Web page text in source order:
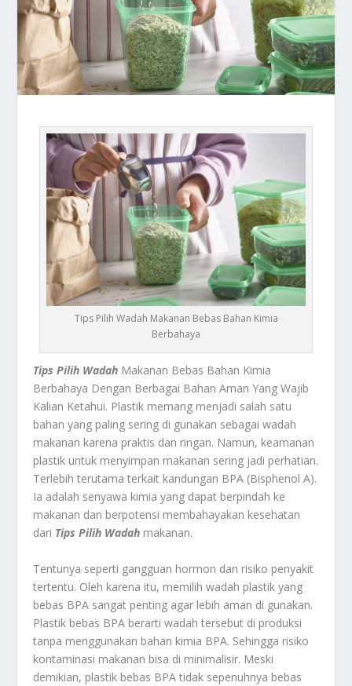
Tips Pilih Wadah Makanan Bebas Bahan Kimia
Berbahaya
Tips Pilih Wadah Makanan Bebas Bahan Kimia
Berbahaya Dengan Berbagai Bahan Aman Yang Wajib
Kalian Ketahui. Plastik memang menjadi salah satu
bahan yang paling sering di gunakan sebagai wadah
makanan karena praktis dan ringan. Namun, keamanan
plastik untuk menyimpan makanan sering jadi perhatian.
Terlebih terutama terkait kandungan BPA (Bisphenol A).
Ia adalah senyawa kimia yang dapat berpindah ke
makanan dan berpotensi membahayakan kesehatan
dari Tips Pilih Wadah makanan.
Tentunya seperti gangguan hormon dan risiko penyakit
tertentu. Oleh karena itu, memilih wadah plastik yang
bebas BPA sangat penting agar lebih aman di gunakan.
Plastik bebas BPA berarti wadah tersebut di produksi
tanpa menggunakan bahan kimia BPA. Sehingga risiko
kontaminasi makanan bisa di minimalisir. Meski
demikian, plastik bebas BPA tidak sepenuhnya bebas